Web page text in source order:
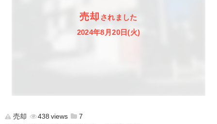
売却 されました
2024年8月20日(火)
売却 438
7